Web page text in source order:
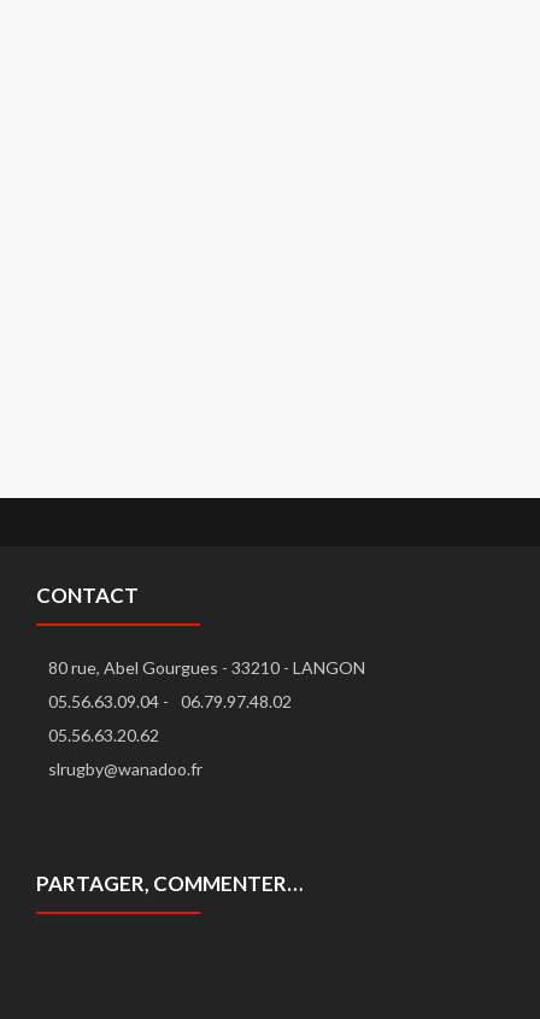
CONTACT
80 rue, Abel Gourgues - 33210 - LANGON
05.56.63.09.04 -
06.79.97.48.02
05.56.63.20.62
slrugby@wanadoo.fr
PARTAGER, COMMENTER…